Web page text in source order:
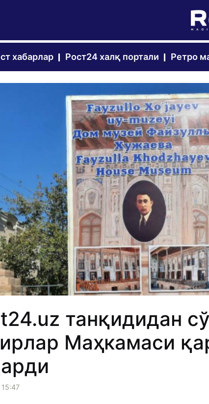
хабарлар Рост24 халқ портали Ретро
танқидидан
Маҳкамаси
15:47